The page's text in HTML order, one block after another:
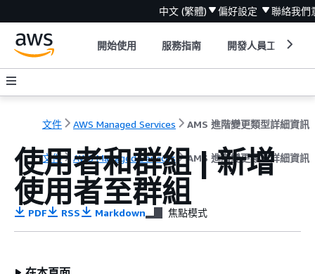
中文 (繁體) 偏好設定 聯絡我們
開始使用 服務指南 開發人員工具
文件 AWS Managed Services AMS 進階變更類型詳細資訊
文件 AWS Managed Services AMS 進階變更類型詳細資訊
使用者和群組 | 新增
使用者至群組
PDF RSS Markdown 焦點模式